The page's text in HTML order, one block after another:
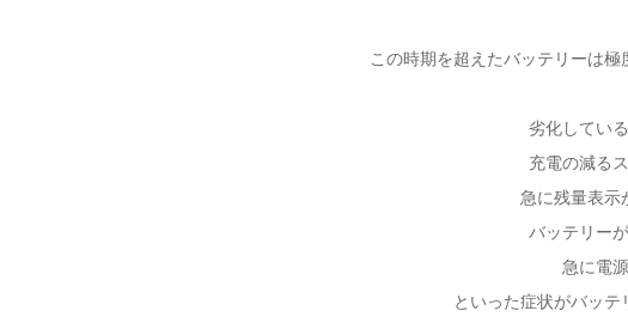
この時期を超えたバッテリーは極
劣化してい
充電の減る
急に残量表示
バッテリー
急に電
といった症状がバッテ